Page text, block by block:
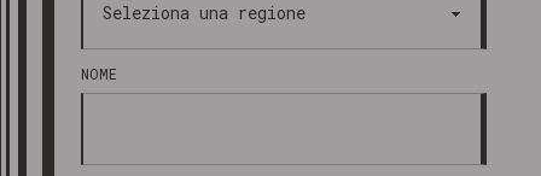
NOME